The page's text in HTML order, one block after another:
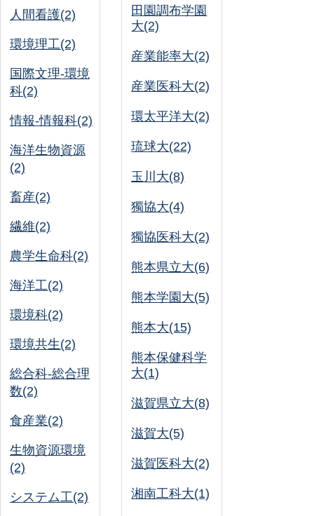
人間看護(2)
環境理工(2)
国際文理-環境
科(2)
情報-情報科(2)
海洋生物資源
(2)
畜産(2)
繊維(2)
農学生命科(2)
海洋工(2)
環境科(2)
環境共生(2)
総合科-総合理
数(2)
食産業(2)
生物資源環境
(2)
システム工(2)
田園調布学園
大(2)
産業能率大(2)
産業医科大(2)
環太平洋大(2)
琉球大(22)
玉川大(8)
獨協大(4)
獨協医科大(2)
熊本県立大(6)
熊本学園大(5)
熊本大(15)
熊本保健科学
大(1)
滋賀県立大(8)
滋賀大(5)
滋賀医科大(2)
湘南工科大(1)